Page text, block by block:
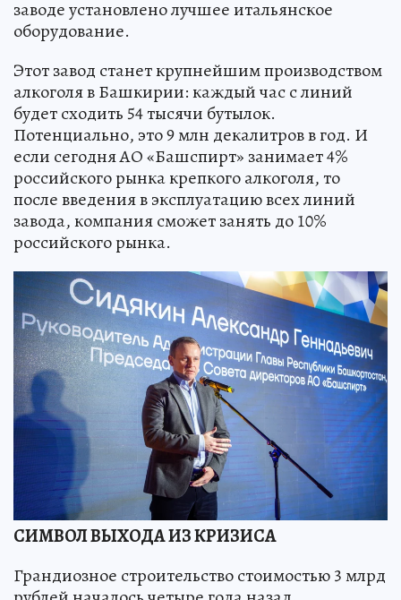
заводе установлено лучшее итальянское
оборудование.
Этот завод станет крупнейшим производством
алкоголя в Башкирии: каждый час с линий
будет сходить 54 тысячи бутылок.
Потенциально, это 9 млн декалитров в год. И
если сегодня АО «Башспирт» занимает 4%
российского рынка крепкого алкоголя, то
после введения в эксплуатацию всех линий
завода, компания сможет занять до 10%
российского рынка.
СИМВОЛ ВЫХОДА ИЗ КРИЗИСА
Грандиозное строительство стоимостью 3 млрд